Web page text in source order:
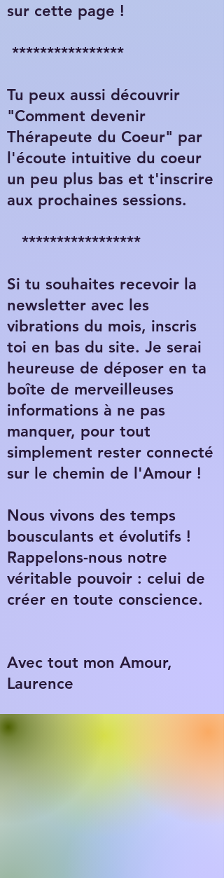
sur cette page !
****************
Tu peux aussi découvrir
"Comment devenir
Thérapeute du Coeur" par
l'écoute intuitive du coeur
un peu plus bas et t'inscrire
aux prochaines sessions.
*****************
Si tu souhaites recevoir la
newsletter avec les
vibrations du mois, inscris
toi en bas du site. Je serai
heureuse de déposer en ta
boîte de merveilleuses
informations à ne pas
manquer, pour tout
simplement rester connecté
sur le chemin de l'Amour !
Nous vivons des temps
bousculants et évolutifs !
Rappelons-nous notre
véritable pouvoir : celui de
créer en toute conscience.
Avec tout mon Amour,
Laurence